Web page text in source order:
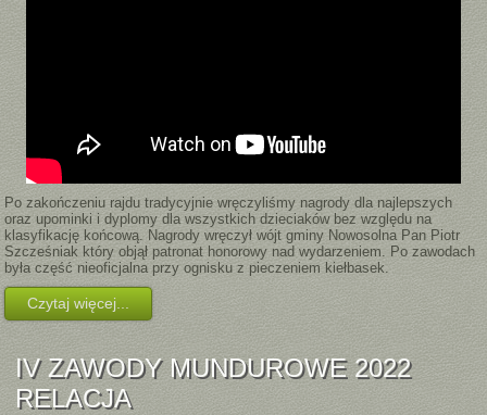
Po zakończeniu rajdu tradycyjnie wręczyliśmy nagrody dla najlepszych
oraz upominki i dyplomy dla wszystkich dzieciaków bez względu na
klasyfikację końcową. Nagrody wręczył wójt gminy Nowosolna Pan Piotr
Szcześniak który objął patronat honorowy nad wydarzeniem. Po zawodach
była część nieoficjalna przy ognisku z pieczeniem kiełbasek.
Czytaj więcej...
IV ZAWODY MUNDUROWE 2022
RELACJA